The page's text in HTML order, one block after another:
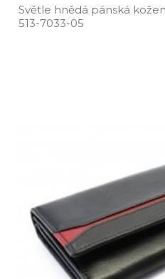
Světle hnědá pánská
513­-7033­-05